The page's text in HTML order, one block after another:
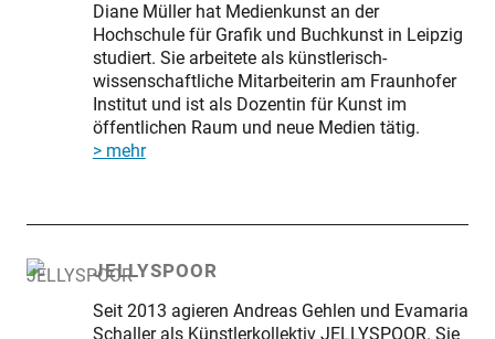
Diane Müller hat Medienkunst an der
Hochschule für Grafik und Buchkunst in Leipzig
studiert. Sie arbeitete als künstlerisch-
wissenschaftliche Mitarbeiterin am Fraunhofer
Institut und ist als Dozentin für Kunst im
öffentlichen Raum und neue Medien tätig.
> mehr
JELLYSPOOR
Seit 2013 agieren Andreas Gehlen und Evamaria
Schaller als Künstlerkollektiv JELLYSPOOR. Sie